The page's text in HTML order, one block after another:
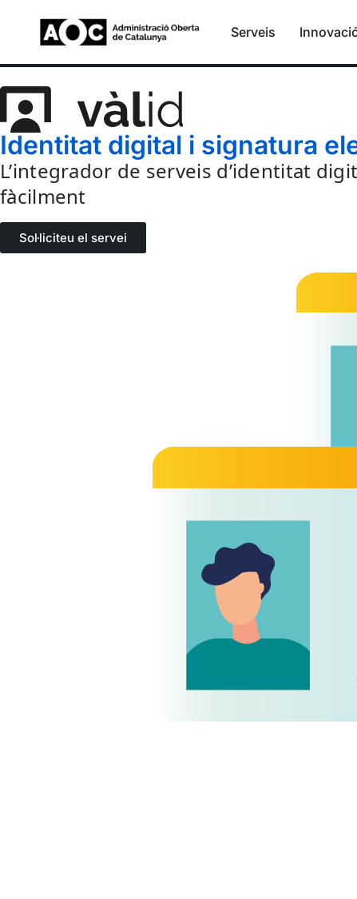
Serveis
Identitat digital i signatura
L’integrador de serveis d’identitat
fàcilment
Sol·liciteu el servei